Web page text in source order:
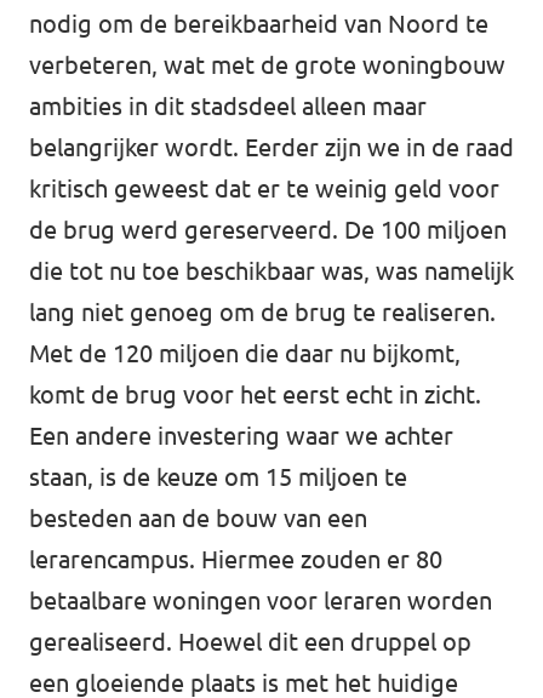
nodig om de bereikbaarheid van Noord te
verbeteren, wat met de grote woningbouw
ambities in dit stadsdeel alleen maar
belangrijker wordt. Eerder zijn we in de raad
kritisch geweest dat er te weinig geld voor
de brug werd gereserveerd. De 100 miljoen
die tot nu toe beschikbaar was, was namelijk
lang niet genoeg om de brug te realiseren.
Met de 120 miljoen die daar nu bijkomt,
komt de brug voor het eerst echt in zicht.
Een andere investering waar we achter
staan, is de keuze om 15 miljoen te
besteden aan de bouw van een
lerarencampus. Hiermee zouden er 80
betaalbare woningen voor leraren worden
gerealiseerd. Hoewel dit een druppel op
een gloeiende plaats is met het huidige